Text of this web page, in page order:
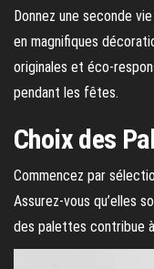
Donnez une seconde
en magnifiques
originales et éco-
pendant les fêtes.
Choix des
Commencez par
Assurez-vous qu’elles
des palettes contribue